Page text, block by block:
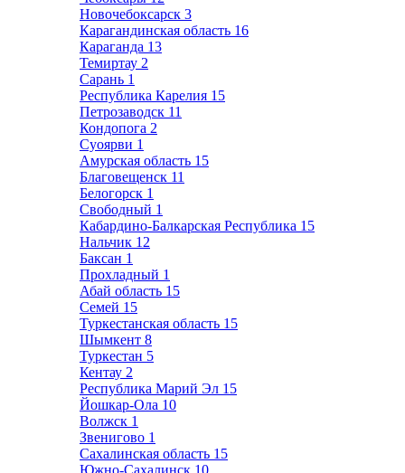
Новочебоксарск 3
Карагандинская область 16
Караганда 13
Темиртау 2
Сарань 1
Республика Карелия 15
Петрозаводск 11
Кондопога 2
Суоярви 1
Амурская область 15
Благовещенск 11
Белогорск 1
Свободный 1
Кабардино-Балкарская Республика 15
Нальчик 12
Баксан 1
Прохладный 1
Абай область 15
Семей 15
Туркестанская область 15
Шымкент 8
Туркестан 5
Кентау 2
Республика Марий Эл 15
Йошкар-Ола 10
Волжск 1
Звенигово 1
Сахалинская область 15
Южно-Сахалинск 10